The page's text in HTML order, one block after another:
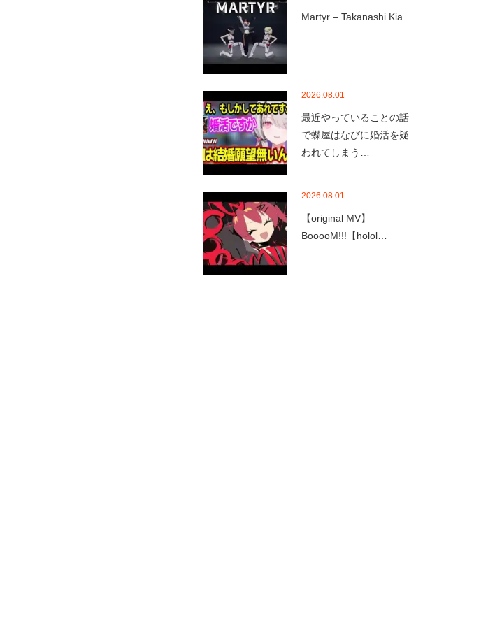
Martyr – Takanashi Kia…
2026.08.01
最近やっていることの話
で蝶屋はなびに婚活を疑
われてしまう…
2026.08.01
【original MV】
BooooM!!!【holol…